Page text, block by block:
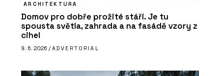
ARCHITEKTURA
Domov pro dobře prožité stáří. Je tu
spousta světla, zahrada a na fasádě vzory z
cihel
9. 6. 2026 / ADVERTORIAL